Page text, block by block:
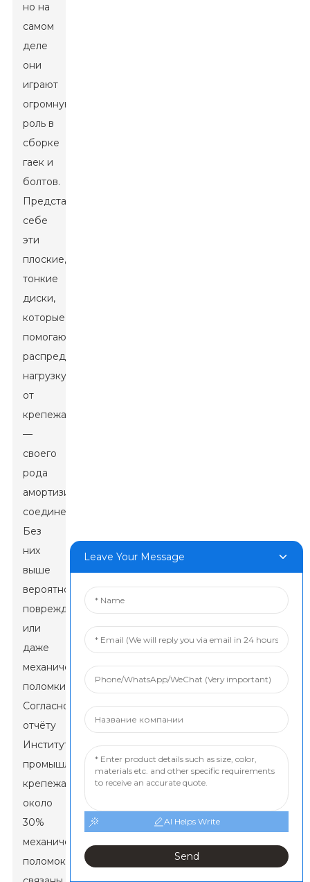
но на
самом
деле
они
играют
огромную
роль в
сборке
гаек и
болтов.
Представьте
себе
эти
плоские,
тонкие
диски,
которые
помогают
распределить
нагрузку
от
крепежа
—
своего
рода
амортизируют
соединение.
Без
них
выше
вероятность
повреждения
или
даже
механической
поломки.
Согласно
отчёту
Института
промышленного
крепежа,
около
30%
механических
поломок
Leave Your Message
AI Helps Write
Send